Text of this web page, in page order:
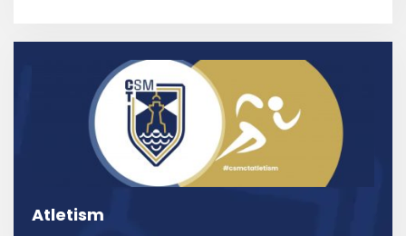
Atletism